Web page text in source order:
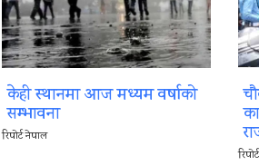
केही स्थानमा आज मध्यम वर्षाको
सम्भावना
रिपोर्ट नेपाल